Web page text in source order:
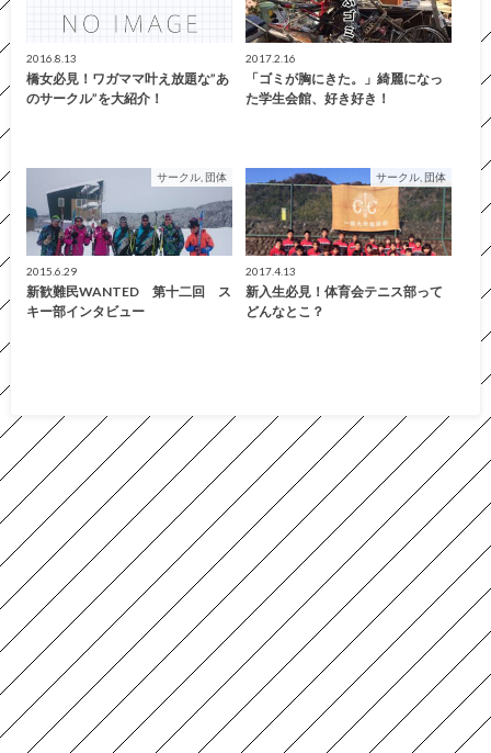
2016.8.13
橋女必見！ワガママ叶え放題な”あ
のサークル”を大紹介！
2017.2.16
「ゴミが胸にきた。」綺麗になっ
た学生会館、好き好き！
サークル, 団体
2015.6.29
新歓難民WANTED 第十二回 ス
キー部インタビュー
サークル, 団体
2017.4.13
新入生必見！体育会テニス部って
どんなとこ？